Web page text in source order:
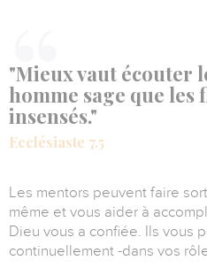
"Mieux vaut écouter
homme sage que les
insensés."
Ecclésiaste 7.5
Les mentors peuvent faire
même et vous aider à
Dieu vous a confiée. Ils vous
continuellement -dans vos